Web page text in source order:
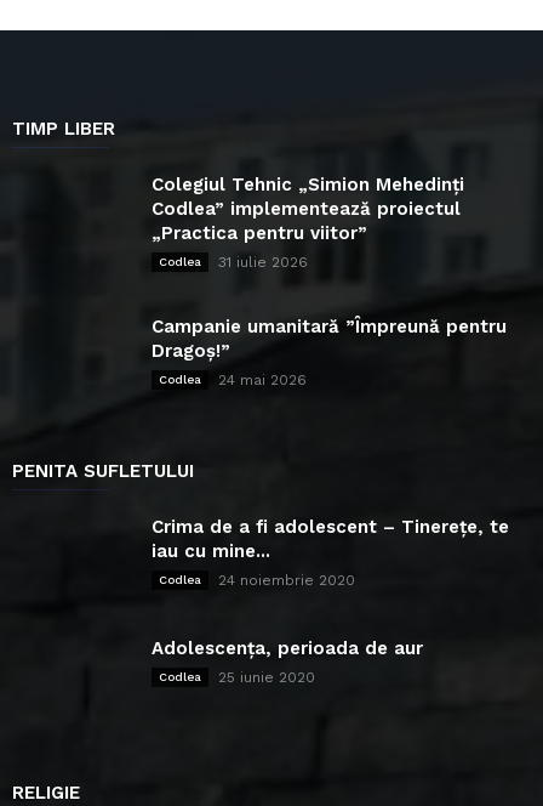
TIMP LIBER
Colegiul Tehnic „Simion Mehedinți
Codlea” implementează proiectul
„Practica pentru viitor”
Codlea 31 iulie 2026
Campanie umanitară ”Împreună pentru
Dragoș!”
Codlea 24 mai 2026
PENITA SUFLETULUI
Crima de a fi adolescent – Tinerețe, te
iau cu mine...
Codlea 24 noiembrie 2020
Adolescența, perioada de aur
Codlea 25 iunie 2020
RELIGIE